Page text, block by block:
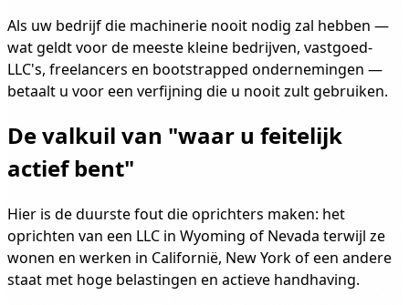
Als uw bedrijf die machinerie nooit nodig zal hebben —
wat geldt voor de meeste kleine bedrijven, vastgoed-
LLC's, freelancers en bootstrapped ondernemingen —
betaalt u voor een verfijning die u nooit zult gebruiken.
De valkuil van "waar u feitelijk
actief bent"
Hier is de duurste fout die oprichters maken: het
oprichten van een LLC in Wyoming of Nevada terwijl ze
wonen en werken in Californië, New York of een andere
staat met hoge belastingen en actieve handhaving.